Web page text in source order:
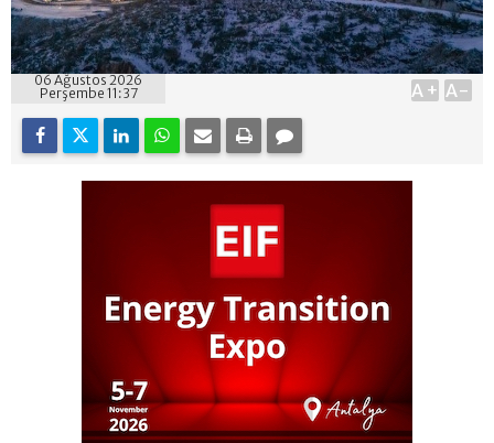
06 Ağustos 2026
Perşembe 11:37
A+ A-